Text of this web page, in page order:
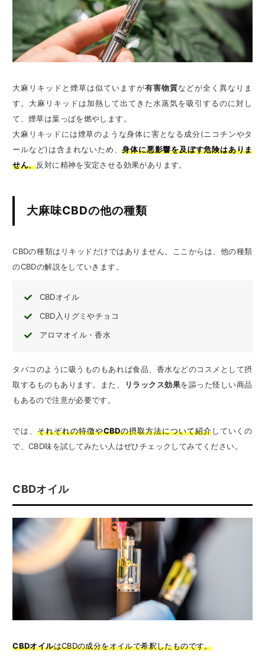
大麻リキッドと煙草は似ていますが有害物質などが全く異なりま
す。大麻リキッドは加熱して出てきた水蒸気を吸引するのに対し
て、煙草は葉っぱを燃やします。
大麻リキッドには煙草のような身体に害となる成分(ニコチンやタ
ールなど)は含まれないため、身体に悪影響を及ぼす危険はありま
せん。反対に精神を安定させる効果があります。
大麻味CBDの他の種類
CBDの種類はリキッドだけではありません。ここからは、他の種類
のCBDの解説をしていきます。
CBDオイル
CBD入りグミやチョコ
アロマオイル・香水
タバコのように吸うものもあれば食品、香水などのコスメとして摂
取するものもあります。また、
リラックス効果を謳った怪しい商品
もあるので注意が必要です。
では、それぞれの特徴やCBDの摂取方法について紹介していくの
で、CBD味を試してみたい人はぜひチェックしてみてください。
CBDオイル
CBDオイルはCBDの成分をオイルで希釈したものです。